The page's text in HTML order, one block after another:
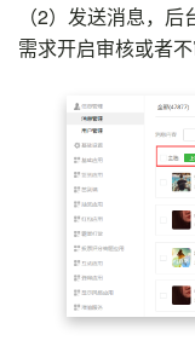
（2） 发送消息，后
需求开启审核或者不